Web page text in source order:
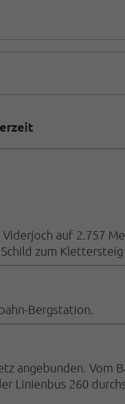
auf 2.757
zum
Bergstation.
angebunden. Vom
Linienbus 260